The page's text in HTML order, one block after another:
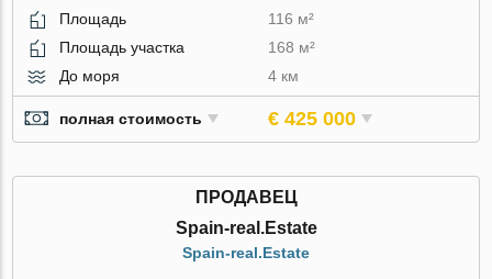
Площадь
116 м²
Площадь участка
168 м²
До моря
4 км
полная стоимость € 425 000
ПРОДАВЕЦ
Spain-real.Estate
Spain-real.Estate